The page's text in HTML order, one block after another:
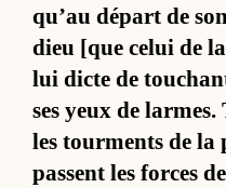
qu’au dé­part de
dieu [que ce­lui de
lui dicte de
ses yeux de
les tour­ments de la
passent les forces